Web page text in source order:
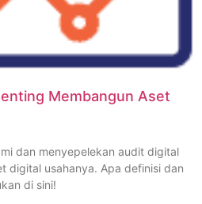
Membangun Aset
dan menyepelekan audit digital
digital usahanya. Apa definisi dan
di sini!